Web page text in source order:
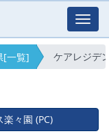
[一覧] ケアレジデ
々園 (PC)